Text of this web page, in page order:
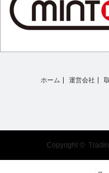
ホーム 運営会社
Copyright ©